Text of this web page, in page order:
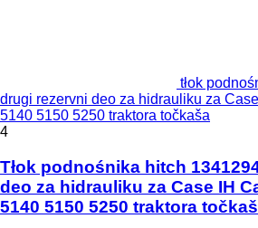
tłok
drugi rezervni deo za hidrauliku za
5140 5150 5250 traktora točkaša
4
Tłok podnośnika hitch
deo za hidrauliku za Case IH
5140 5150 5250 traktora